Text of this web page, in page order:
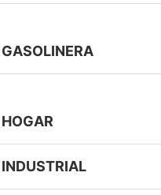
GASOLINERA
HOGAR
INDUSTRIAL